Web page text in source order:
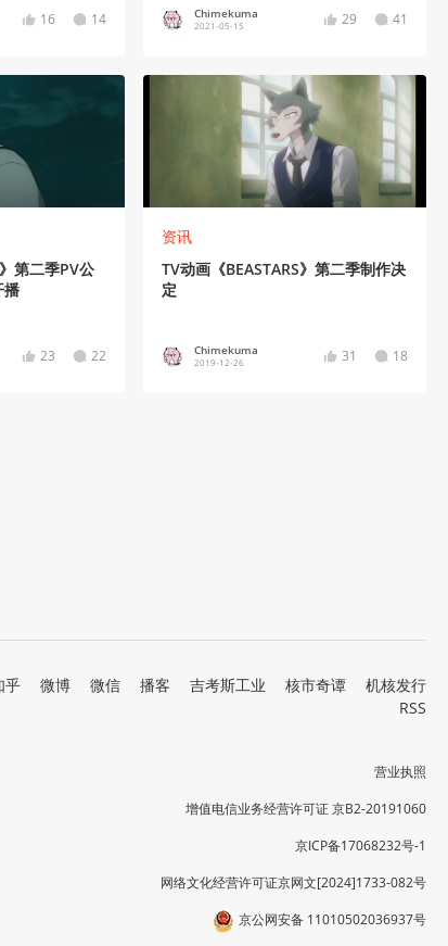
16 14 Chimekuma
2021-05-15 29 41
第二季PV公
播
23 22
资讯
TV动画《BEASTARS》第二季制作决
定
Chimekuma
2019-12-26 31 18
乎 微博 微信 播客 吉考斯工业 核市奇谭
机核发行
RSS
营业执照
增值电信业务经营许可证 京B2-20191060
京ICP备17068232号-1
网络文化经营许可证京网文[2024]1733-082号
京公网安备 11010502036937号